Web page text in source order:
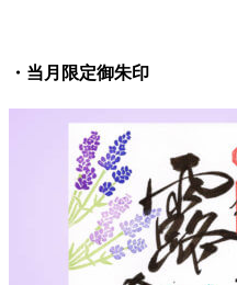
・当月限定御朱印